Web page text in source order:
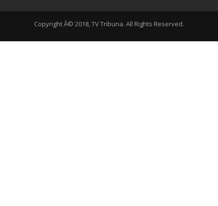
Copyright Â© 2018, TV Tribuna. All Rights Reserved.